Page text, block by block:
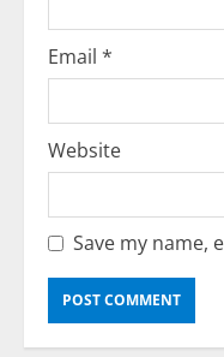
n
Email *
Website
Save my name,